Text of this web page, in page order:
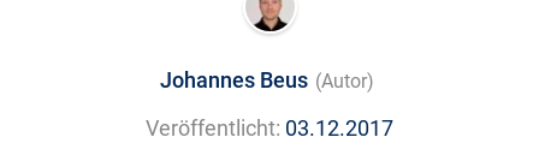
Johannes Beus (Autor)
Veröffentlicht: 03.12.2017